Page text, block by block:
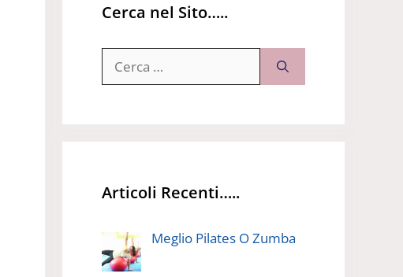
Cerca nel Sito…..
per:
Articoli Recenti…..
Meglio Pilates O Zumba